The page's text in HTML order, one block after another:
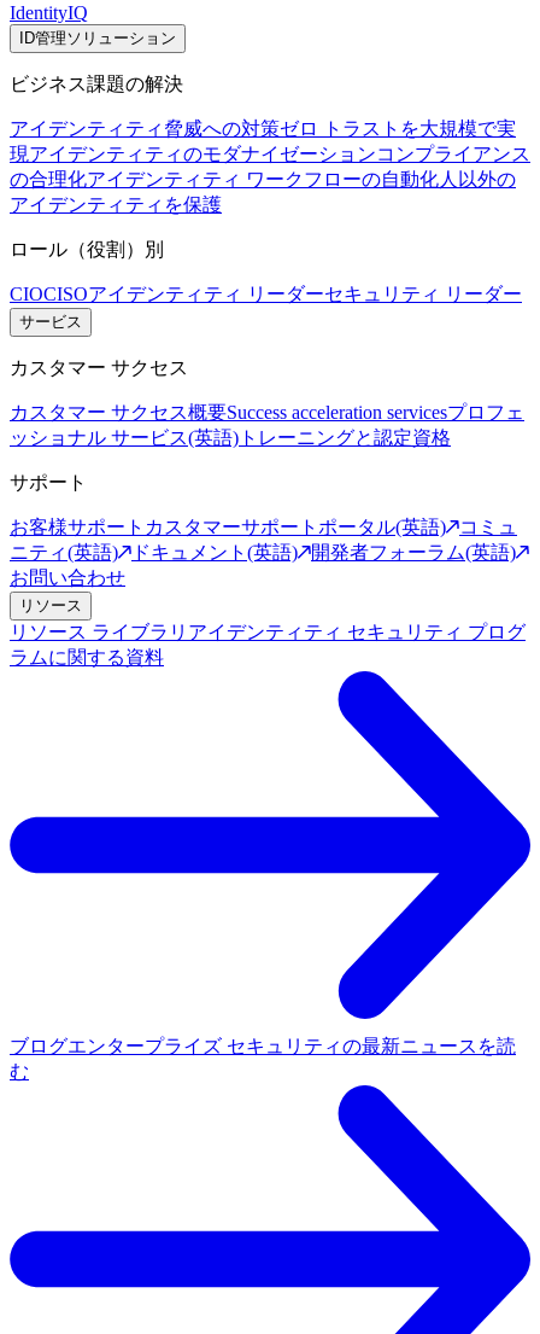
IdentityIQ
ID管理ソリューション
ビジネス課題の解決
アイデンティティ脅威への対策ゼロ トラストを大規模で実
現アイデンティティのモダナイゼーションコンプライアンス
の合理化アイデンティティ ワークフローの自動化人以外の
アイデンティティを保護
ロール（役割）別
CIOCISOアイデンティティ リーダーセキュリティ リーダー
サービス
カスタマー サクセス
カスタマー サクセス概要Success acceleration servicesプロフェ
ッショナル サービス(英語) トレーニングと認定資格
サポート
お客様サポート カスタマーサポートポータル(英語)
コミュ
ニティ(英語)
ドキュメント(英語)
開発者フォーラム(英語)
お問い合わせ
リソース
リソース ライブラリ アイデンティティ セキュリティ プログ
ラムに関する資料
ブログエンタープライズ セキュリティの最新ニュースを読
む